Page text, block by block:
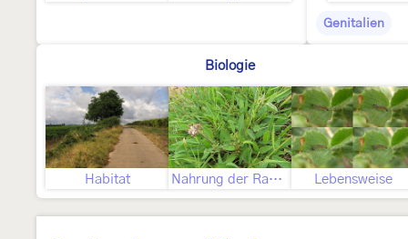
Genitalien
Biologie
Habitat Nahrung der Raupe Lebensweise